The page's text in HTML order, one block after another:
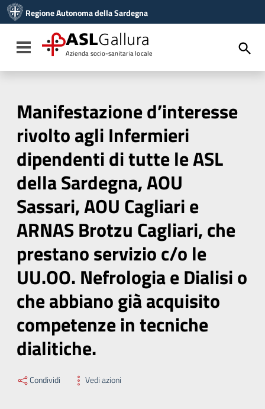
Vai al menu di navigazione
Vai al footer
Regione Autonoma della Sardegna
Toggle navigation
ASLGallura
Azienda socio-sanitaria locale
Manifestazione d’interesse
rivolto agli Infermieri
dipendenti di tutte le ASL
della Sardegna, AOU
Sassari, AOU Cagliari e
ARNAS Brotzu Cagliari, che
prestano servizio c/o le
UU.OO. Nefrologia e Dialisi o
che abbiano già acquisito
competenze in tecniche
dialitiche.
Condividi Vedi azioni